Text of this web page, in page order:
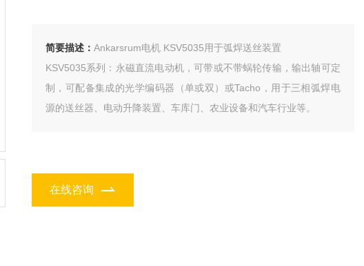
简要描述： Ankarsrum电机 KSV5035用于弧焊送丝装置
KSV5035系列：永磁直流电动机，可带或不带蜗轮传输，输出轴可定
制，可配备集成的光学编码器（单或双）或Tacho，用于三相弧焊电
源的送丝器、电动升降装置、车库门、农业设备和汽车行业等。
在线咨询